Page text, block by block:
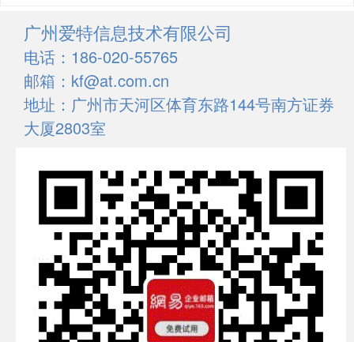
广州爱特信息技术有限公司
电话：186-020-55765
邮箱：kf@at.com.cn
地址：广州市天河区体育东路144号南方证券
大厦2803室